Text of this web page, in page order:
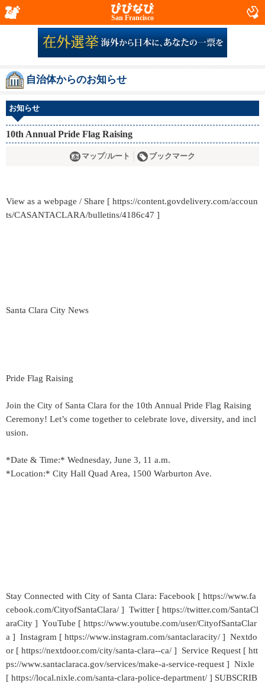
San Francisco
自治体からのお知らせ
お知らせ
10th Annual Pride Flag Raising
マップ/ルート ブックマーク
View as a webpage / Share [ https://content.govdelivery.com/accoun
ts/CASANTACLARA/bulletins/4186c47 ]
Santa Clara City News
Pride Flag Raising
Join the City of Santa Clara for the 10th Annual Pride Flag Raising
Ceremony! Let’s come together to celebrate love, diversity, and incl
usion.
*Date & Time:* Wednesday, June 3, 11 a.m.
*Location:* City Hall Quad Area, 1500 Warburton Ave.
Stay Connected with City of Santa Clara: Facebook [ https://www.fa
cebook.com/CityofSantaClara/ ] Twitter [ https://twitter.com/SantaCl
araCity ] YouTube [ https://www.youtube.com/user/CityofSantaClar
a ] Instagram [ https://www.instagram.com/santaclaracity/ ] Nextdo
or [ https://nextdoor.com/city/santa-clara--ca/ ] Service Request [ htt
ps://www.santaclaraca.gov/services/make-a-service-request ] Nixle
[ https://local.nixle.com/santa-clara-police-department/ ] SUBSCRIB